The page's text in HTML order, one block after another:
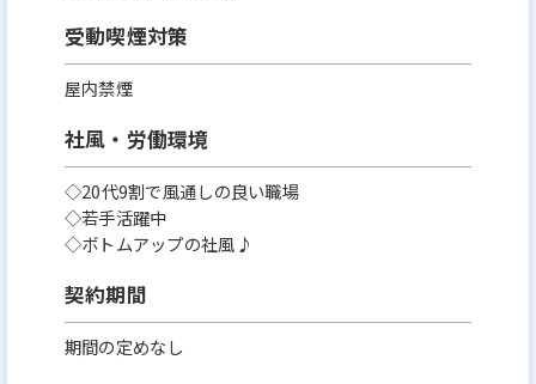
受動喫煙対策
屋内禁煙
社風・労働環境
◇20代9割で風通しの良い職場
◇若手活躍中
◇ボトムアップの社風♪
契約期間
期間の定めなし